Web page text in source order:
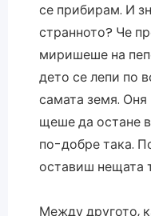
се прибирам. И
странното? Че
миришеше на
дето се лепи по
самата земя.
щеше да остане
по-добре така.
оставиш нещата
Между другото,